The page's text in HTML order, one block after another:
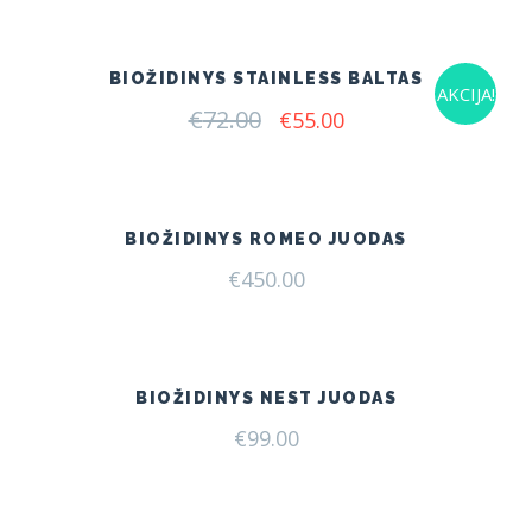
AKCIJA!
BIOŽIDINYS STAINLESS BALTAS
€72.00 Original
€55.00Current
BIOŽIDINYS ROMEO JUODAS
€450.00
BIOŽIDINYS NEST JUODAS
€99.00